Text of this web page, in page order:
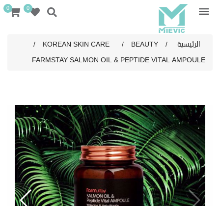
0
0
الرئيسية /
BEAUTY
/
KOREAN SKIN CARE
/
FARMSTAY SALMON OIL & PEPTIDE VITAL AMPOULE